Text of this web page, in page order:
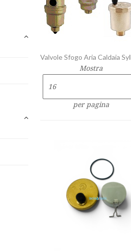
Valvole Sfogo Aria Caldaia
Mostra
per pagina